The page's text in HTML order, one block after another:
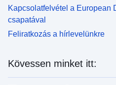
Kapcsolatfelvétel a European
csapatával
Feliratkozás a hírlevelünkre
Kövessen minket itt: